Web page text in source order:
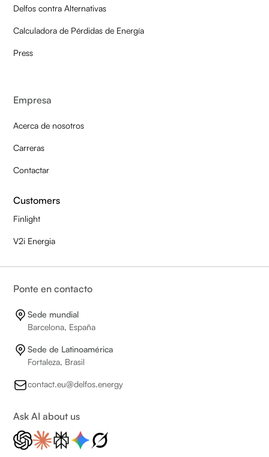
Delfos contra Alternativas
Calculadora de Pérdidas de Energía
Press
Empresa
Acerca de nosotros
Carreras
Contactar
Customers
Finlight
V2i Energia
Ponte en contacto
Sede mundial
Barcelona, España
Sede de Latinoamérica
Fortaleza, Brasil
contact.eu@delfos.energy
Ask AI about us